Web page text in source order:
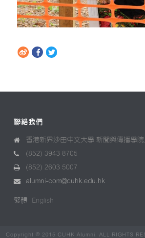
聯絡我們
香港新界沙田中文大學 新聞與傳播學
(852) 3943 8705
(852) 2603 5007
alumni-com@cuhk.edu.hk
繁體 English
Copyright © 2015 CUHK Alumni. ALL RIGHTS